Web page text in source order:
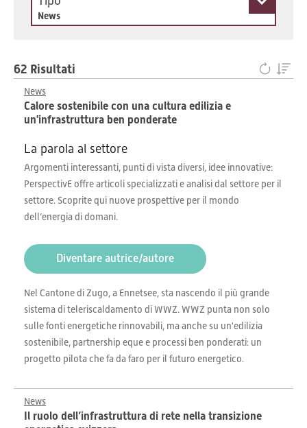
News
62 Risultati
News
Calore sostenibile con una cultura edilizia e
un'infrastruttura ben ponderate
La parola al settore
Argomenti interessanti, punti di vista diversi, idee innovative:
PerspectivE offre articoli specializzati e analisi dal settore per il
settore. Scoprite qui nuove prospettive per il mondo
dell’energia di domani.
Diventare autrice/autore
Nel Cantone di Zugo, a Ennetsee, sta nascendo il più grande
sistema di teleriscaldamento di WWZ. WWZ punta non solo
sulle fonti energetiche rinnovabili, ma anche su un'edilizia
sostenibile, partnership eque e processi ben ponderati: un
progetto pilota che fa da faro per il futuro energetico.
News
Il ruolo dell’infrastruttura di rete nella transizione